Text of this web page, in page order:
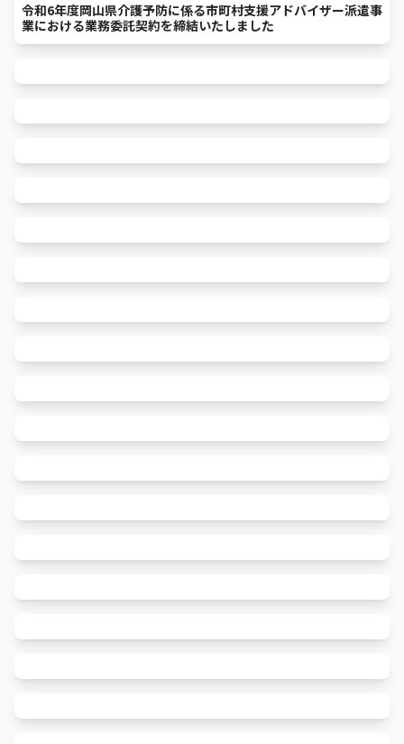
令和6年度岡山県介護予防に係る市町村支援アドバイザー派遣事
業における業務委託契約を締結いたしました